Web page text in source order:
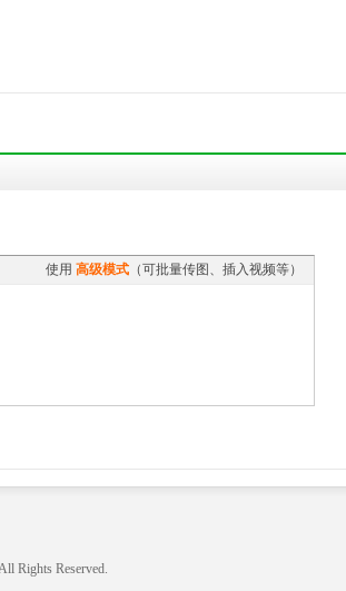
使用 高级模式 （可批量传图、插入视频等）
Rights Reserved.